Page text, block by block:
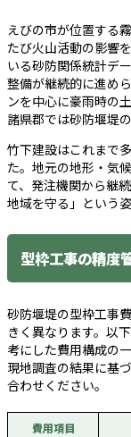
えびの市が位置する
たび火山活動の影響
いる砂防関係統計デ
整備が継続的に進め
ンを中心に豪雨時の
諸県郡では砂防堰堤
竹下建設はこれまで
た。地元の地形・気
て、発注機関から継
地域を守る」という
型枠工事の精度
砂防堰堤の型枠工事
きく異なります。以
考にした費用構成の
現地調査の結果に基
合わせください。
費用項目